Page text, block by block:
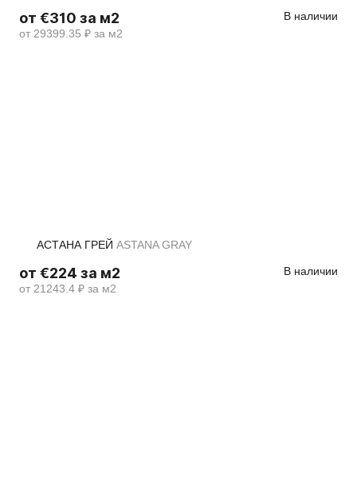
от €310 за м2
от 29399.35 ₽ за м2
В наличии
АСТАНА ГРЕЙ ASTANA GRAY
от €224 за м2
от 21243.4 ₽ за м2
В наличии